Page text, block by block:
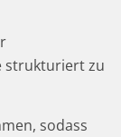
strukturiert zu
sodass